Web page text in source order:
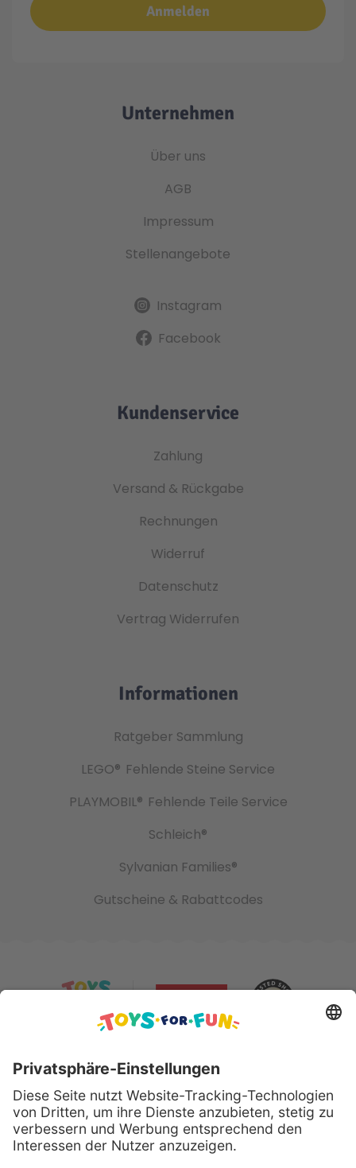
Anmelden
Unternehmen
Über uns
AGB
Impressum
Stellenangebote
Instagram
Facebook
Kundenservice
Zahlung
Versand & Rückgabe
Rechnungen
Widerruf
Datenschutz
Vertrag Widerrufen
Informationen
Ratgeber Sammlung
LEGO® Fehlende Steine Service
PLAYMOBIL® Fehlende Teile Service
Schleich®
Sylvanian Families®
Gutscheine & Rabattcodes
Sicher bezahlen mit: